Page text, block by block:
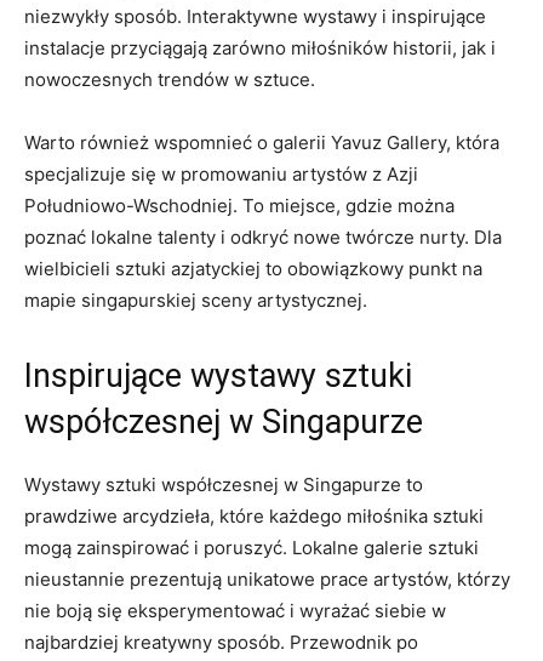
niezwykły ⁢sposób. ⁢Interaktywne wystawy i inspirujące
‍instalacje⁤ przyciągają zarówno miłośników‌ historii, jak i
nowoczesnych ⁢trendów w sztuce.
Warto również wspomnieć ⁢o galerii ​Yavuz Gallery, która ​
specjalizuje ‍się w promowaniu artystów z Azji⁣
Południowo-Wschodniej. To miejsce, ⁣gdzie można
poznać lokalne talenty i⁢ odkryć nowe twórcze nurty.⁤ Dla
wielbicieli sztuki azjatyckiej to obowiązkowy punkt na⁣
mapie‌ singapurskiej ‍sceny ⁣artystycznej.
Inspirujące wystawy⁤ sztuki
współczesnej⁣ w Singapurze
Wystawy sztuki współczesnej w Singapurze to
prawdziwe arcydzieła,⁢ które ‍każdego ‌miłośnika⁢ sztuki
mogą zainspirować i poruszyć. Lokalne⁣ galerie sztuki
nieustannie prezentują ‌unikatowe‌ prace artystów, którzy
nie boją się eksperymentować⁢ i wyrażać siebie w
najbardziej kreatywny sposób.⁣ Przewodnik po